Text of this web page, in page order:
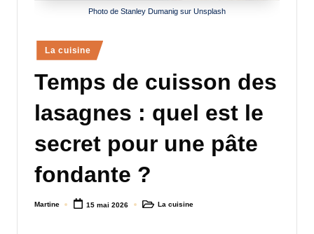
Photo de Stanley Dumanig sur Unsplash
Posted
in
La cuisine
Temps de cuisson des
lasagnes : quel est le
secret pour une pâte
fondante ?
Posted
Martine 15 mai 2026
PostedLa cuisine